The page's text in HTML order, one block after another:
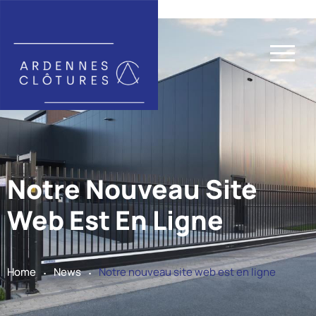
Notre Nouveau Site
Web Est En Ligne
Home . News . Notre nouveau site web est en ligne